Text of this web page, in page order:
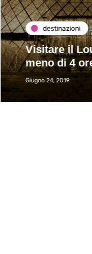
destinazioni
Visitare il
meno di 4
Giugno 24, 2019